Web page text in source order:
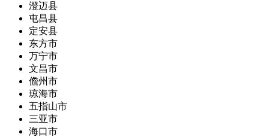
澄迈县
屯昌县
定安县
东方市
万宁市
文昌市
儋州市
琼海市
五指山市
三亚市
海口市